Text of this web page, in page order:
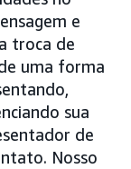
e
troca de
uma forma
sua
de
Nosso